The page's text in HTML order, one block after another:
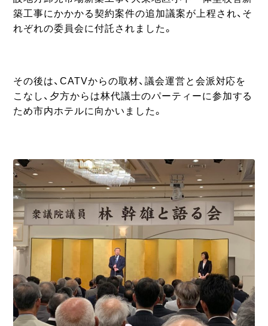
築工事にかかかる契約案件の追加議案が上程され、そ
れぞれの委員会に付託されました。
その後は、CATVからの取材、議会運営と会派対応を
こなし、夕方からは林代議士のパーティーに参加する
ため市内ホテルに向かいました。